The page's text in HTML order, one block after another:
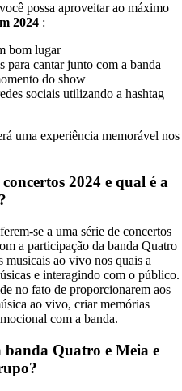
possa aproveitar ao máximo
2024 :
bom lugar
para cantar junto com a banda
do show
sociais utilizando a hashtag
uma experiência memorável nos
2024 e qual é a
se a uma série de concertos
a participação da banda Quatro
musicais ao vivo nos quais a
e interagindo com o público.
no fato de proporcionarem aos
ao vivo, criar memórias
com a banda.
banda Quatro e Meia e